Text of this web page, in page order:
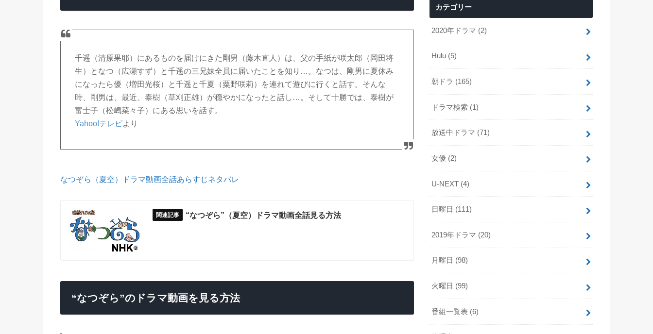
千遥（清原果耶）にあるものを届けにきた剛男（藤木直人）は、父の手紙が咲太郎（岡田将
生）となつ（広瀬すず）と千遥の三兄妹全員に届いたことを知り…。なつは、剛男に夏休み
になったら優（増田光桜）と千遥と千夏（粟野咲莉）を連れて遊びに行くと話す。そんな
時、剛男は、最近、泰樹（草刈正雄）が穏やかになったと話し…。そして十勝では、泰樹が
富士子（松嶋菜々子）にある思いを話す。
Yahoo!テレビより
なつぞら（夏空）ドラマ動画全話あらすじネタバレ
“なつぞら”（夏空）ドラマ動画全話見る方法
“なつぞら”のドラマ動画を見る方法
カテゴリー
2020年ドラマ (2)
Hulu (5)
朝ドラ (165)
ドラマ検索 (1)
放送中ドラマ (71)
女優 (2)
U-NEXT (4)
日曜日 (111)
2019年ドラマ (20)
月曜日 (98)
火曜日 (99)
番組一覧表 (6)